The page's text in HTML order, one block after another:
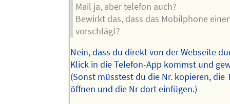
Mail ja, aber telefon auch?
Bewirkt das, dass das Mobilphone
vorschlägt?
Nein, dass du direkt von der Webseite
Klick in die Telefon-App kommst und
(Sonst müsstest du die Nr. kopieren, die
öffnen und die Nr dort einfügen.)